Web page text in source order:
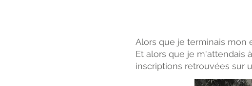
Alors que je terminais mon
Et alors que je m'attendais
inscriptions retrouvées sur